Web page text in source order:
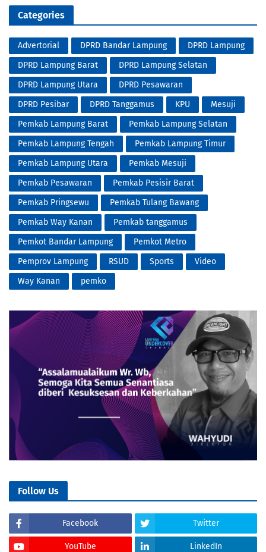
Categories
Advertorial DPRD Bandar Lampung
DPRD Lampung
DPRD Lampung Barat
DPRD Lampung Selatan
DPRD Lampung Utara
DPRD Pesawaran
DPRD Pesibar
DPRD Tanggamus KPU
Mesuji
Pemkab Lampung Barat
Pemkab Lampung Selatan
Pemkab Lampung Tengah
Pemkab Lampung Timur
Pemkab Lampung Utara
Pemkab Mesuji
Pemkab Pesawaran
Pemkab Pesisir Barat
Pemkab Pringsewu
Pemkab Tulang Bawang
Pemkab Way Kanan
Pemkab tanggamus
Pemkot Bandar Lampung
Pemkot Metro
Pemprov Lampung
RSUD Sports
Video
Way Kanan
pemko
Follow Us
Facebook Twitter
YouTube LinkedIn